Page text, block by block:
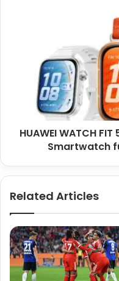
HUAWEI WATCH
Smartwatch
Related Articles